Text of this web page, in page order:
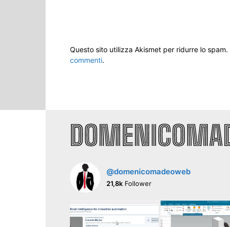
Questo sito utilizza Akismet per ridurre lo spam.
commenti.
@domenicomadeoweb
21,8k Follower